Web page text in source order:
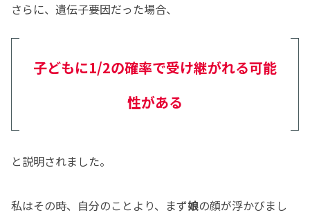
さらに、遺伝子要因だった場合、
子どもに1/2の確率で受け継がれる可能
性がある
と説明されました。
私はその時、自分のことより、まず娘の顔が浮かびまし